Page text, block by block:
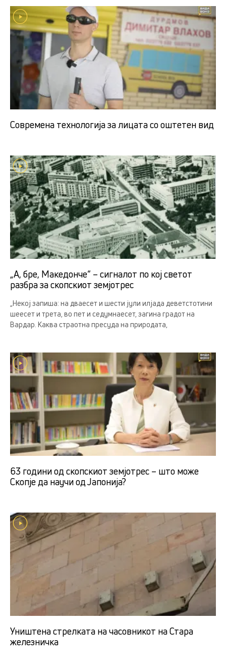
Современа технологија за лицата со оштетен вид
„А, бре, Македонче“ – сигналот по кој светот
разбра за скопскиот земјотрес
„Некој запиша: на дваесет и шести јули илјада деветстотини
шеесет и трета, во пет и седумнаесет, загина градот на
Вардар. Каква страотна пресуда на природата,
63 години од скопскиот земјотрес – што може
Скопје да научи од Јапонија?
Уништена стрелката на часовникот на Стара
железничка